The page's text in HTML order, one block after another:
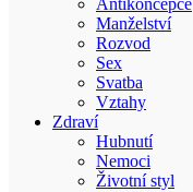
Antikoncepce
Manželství
Rozvod
Sex
Svatba
Vztahy
Zdraví
Hubnutí
Nemoci
Životní styl